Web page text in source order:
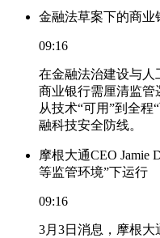
金融法草案下的商业
09:16
在金融法治建设与人
商业银行需厘清监管
从技术“可用”到全程
融科技安全防线。
摩根大通CEO Jamie
等监管环境”下运行
09:16
3月3日消息，摩根大